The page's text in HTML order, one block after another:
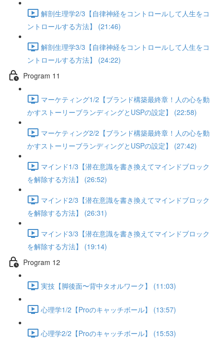
解剖生理学2/3【自律神経をコントロールして人生をコ
ントロールする方法】 (21:46)
解剖生理学3/3【自律神経をコントロールして人生をコ
ントロールする方法】 (24:22)
Program 11
マーケティング1/2【ブランド構築最終章！人の心を動
かすストーリーブランディングとUSPの設定】 (22:58)
マーケティング2/2【ブランド構築最終章！人の心を動
かすストーリーブランディングとUSPの設定】 (27:42)
マインド1/3【潜在意識を書き換えてマインドブロック
を解除する方法】 (26:52)
マインド2/3【潜在意識を書き換えてマインドブロック
を解除する方法】 (26:31)
マインド3/3【潜在意識を書き換えてマインドブロック
を解除する方法】 (19:14)
Program 12
実技【脚後面〜背中タオルワーク】 (11:03)
心理学1/2【Proのキャッチボール】 (13:57)
心理学2/2【Proのキャッチボール】 (15:53)